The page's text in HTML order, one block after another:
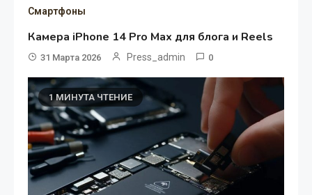
Смартфоны
Камера iPhone 14 Pro Max для блога и Reels
31 Марта 2026 Press_admin 0
1 МИНУТА ЧТЕНИЕ